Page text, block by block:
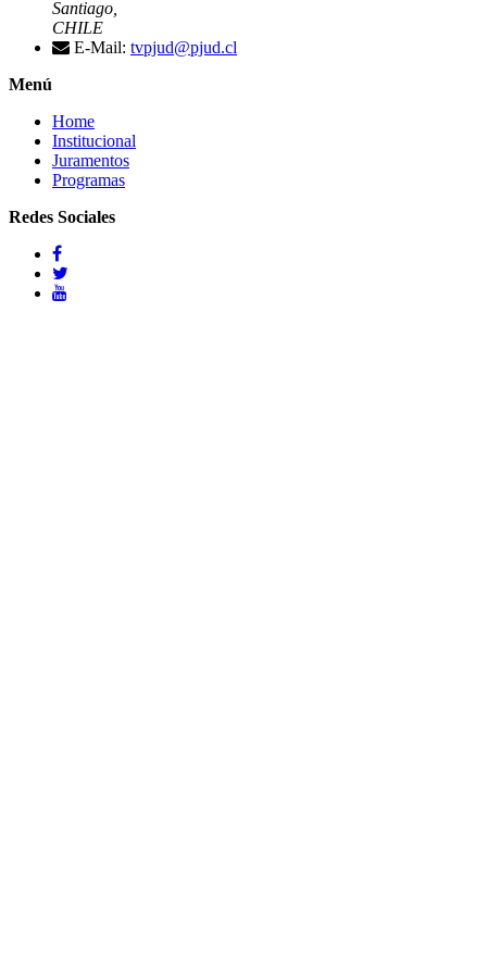
Santiago,
CHILE
E-Mail: tvpjud@pjud.cl
Menú
Home
Institucional
Juramentos
Programas
Redes Sociales